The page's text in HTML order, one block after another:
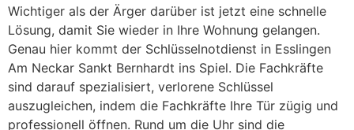
Wichtiger als der Ärger darüber ist jetzt eine schnelle
Lösung, damit Sie wieder in Ihre Wohnung gelangen.
Genau hier kommt der Schlüsselnotdienst in Esslingen
Am Neckar Sankt Bernhardt ins Spiel. Die Fachkräfte
sind darauf spezialisiert, verlorene Schlüssel
auszugleichen, indem die Fachkräfte Ihre Tür zügig und
professionell öffnen. Rund um die Uhr sind die